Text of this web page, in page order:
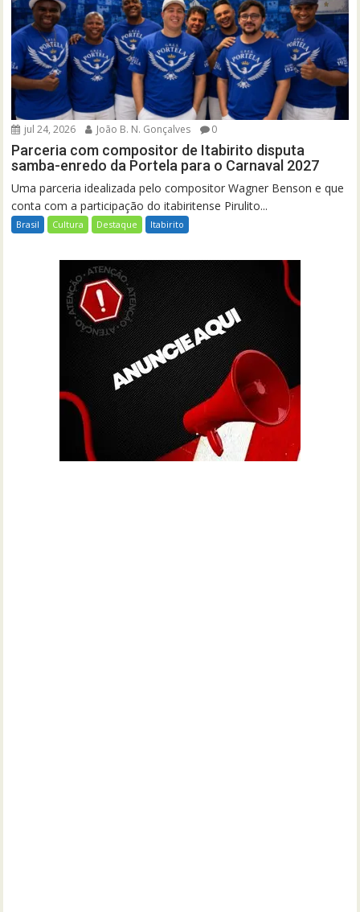
jul 24, 2026 João B. N. Gonçalves 0
Parceria com compositor de Itabirito disputa
samba-enredo da Portela para o Carnaval 2027
Uma parceria idealizada pelo compositor Wagner Benson e que
conta com a participação do itabiritense Pirulito...
Brasil Cultura Destaque Itabirito